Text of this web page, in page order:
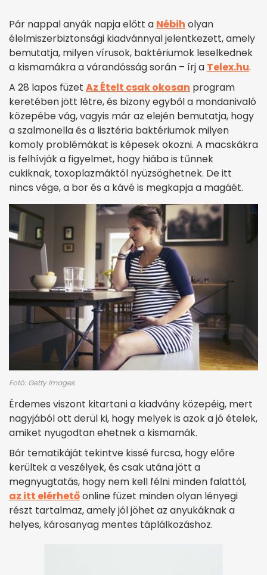
Pár nappal anyák napja előtt a Nébih olyan
élelmiszerbiztonsági kiadvánnyal jelentkezett, amely
bemutatja, milyen vírusok, baktériumok leselkednek
a kismamákra a várandósság során – írj a Telex.hu.
A 28 lapos füzet Az Ételt csak okosan program
keretében jött létre, és bizony egyből a mondanivaló
közepébe vág, vagyis már az elején bemutatja, hogy
a szalmonella és a lisztéria baktériumok milyen
komoly problémákat is képesek okozni. A macskákra
is felhívják a figyelmet, hogy hiába is tűnnek
cukiknak, toxoplazmáktól nyüzsöghetnek. De itt
nincs vége, a bor és a kávé is megkapja a magáét.
Fotó: Getty Images
Érdemes viszont kitartani a kiadvány közepéig, mert
nagyjából ott derül ki, hogy melyek is azok a jó ételek,
amiket nyugodtan ehetnek a kismamák.
Bár tematikáját tekintve kissé furcsa, hogy előre
kerültek a veszélyek, és csak utána jött a
megnyugtatás, hogy nem kell félni minden falattól,
az itt elérhetőonline füzet minden olyan lényegi
részt tartalmaz, amely jól jöhet az anyukáknak a
helyes, károsanyag mentes táplálkozáshoz.